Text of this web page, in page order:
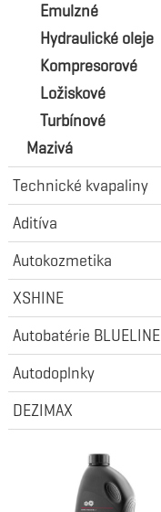
Emulzné
Hydraulické oleje
Kompresorové
Ložiskové
Turbínové
Mazivá
Technické kvapaliny
Aditíva
Autokozmetika
XSHINE
Autobatérie BLUELINE
Autodoplnky
DEZIMAX